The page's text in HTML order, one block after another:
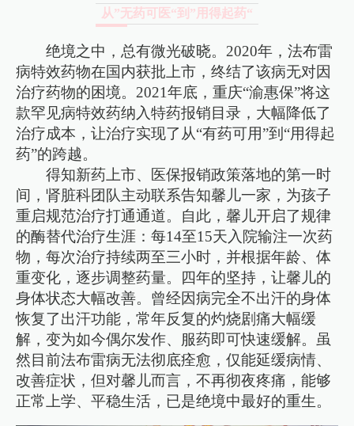
从”无药可医“到”用得起药“
绝境之中，总有微光破晓。2020年，法布雷
病特效药物在国内获批上市，终结了该病无对因
治疗药物的困境。2021年底，重庆“渝惠保”将这
款罕见病特效药纳入特药报销目录，大幅降低了
治疗成本，让治疗实现了从“有药可用”到“用得起
药”的跨越。
得知新药上市、医保报销政策落地的第一时
间，肾脏科团队主动联系告知馨儿一家，为孩子
重启规范治疗打通通道。自此，馨儿开启了规律
的酶替代治疗生涯：每14至15天入院输注一次药
物，每次治疗持续两至三小时，并根据年龄、体
重变化，逐步调整药量。四年的坚持，让馨儿的
身体状态大幅改善。曾经因病完全不出汗的身体
恢复了出汗功能，常年反复的灼烧剧痛大幅缓
解，变为如今偶尔发作、服药即可快速缓解。虽
然目前法布雷病无法彻底痊愈，仅能延缓病情、
改善症状，但对馨儿而言，不再彻夜疼痛，能够
正常上学、平稳生活，已是绝境中最好的重生。